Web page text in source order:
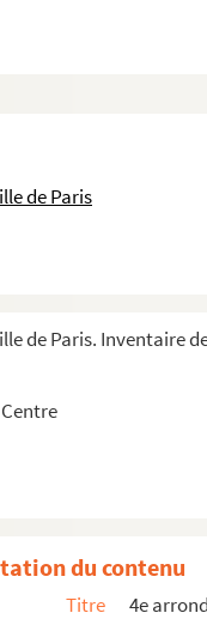
de Paris
de Paris. Inventaire
du contenu
Titre 4e